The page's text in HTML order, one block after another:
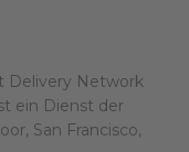
Delivery Network
ein Dienst der
San Francisco,